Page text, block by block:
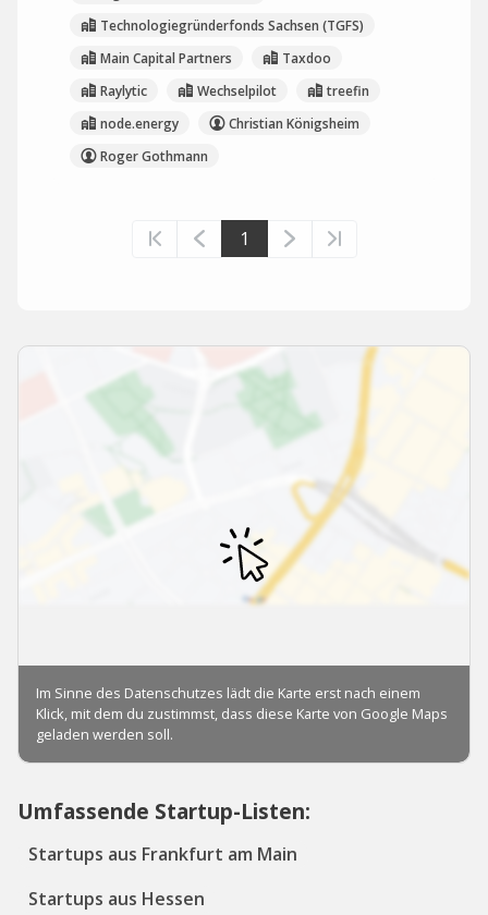
Technologiegründerfonds Sachsen (TGFS)
Main Capital Partners
Taxdoo
Raylytic
Wechselpilot
treefin
node.energy
Christian Königsheim
Roger Gothmann
1
Umfassende Startup-Listen:
Startups aus Frankfurt am Main
Startups aus Hessen